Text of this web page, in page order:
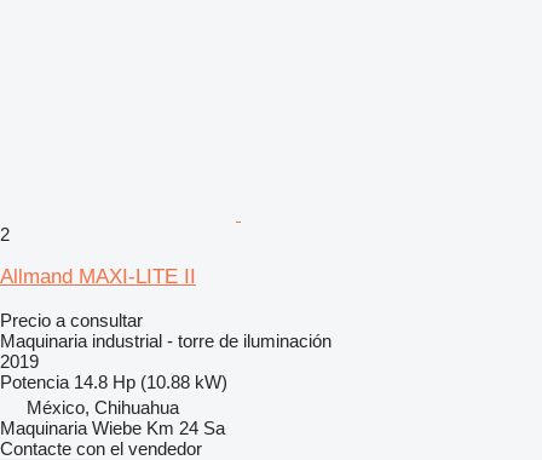
2
Allmand MAXI-LITE II
Precio a consultar
Maquinaria industrial - torre de iluminación
2019
Potencia 14.8 Hp (10.88 kW)
México, Chihuahua
Maquinaria Wiebe Km 24 Sa
Contacte con el vendedor